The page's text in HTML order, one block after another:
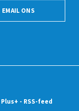
EMAIL ONS
Plus+ - RSS-feed